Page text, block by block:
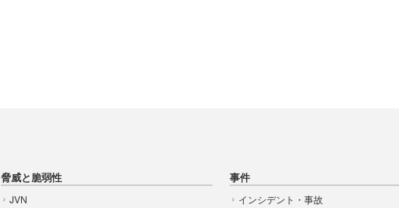
脅威と脆弱性
JVN
事件
インシデント・事故